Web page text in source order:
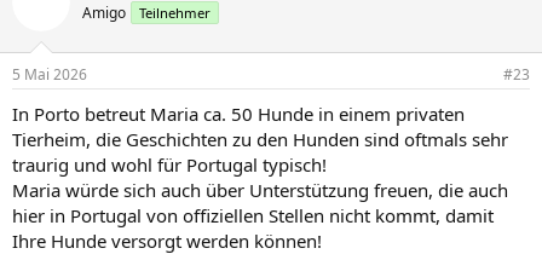
Amigo Teilnehmer
5 Mai 2026 #23
In Porto betreut Maria ca. 50 Hunde in einem privaten
Tierheim, die Geschichten zu den Hunden sind oftmals sehr
traurig und wohl für Portugal typisch!
Maria würde sich auch über Unterstützung freuen, die auch
hier in Portugal von offiziellen Stellen nicht kommt, damit
Ihre Hunde versorgt werden können!